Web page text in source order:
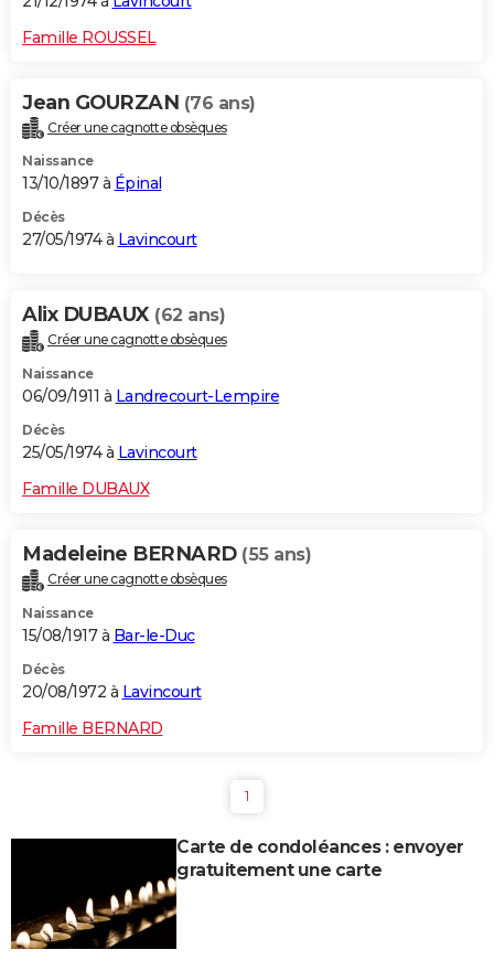
Famille ROUSSEL
Jean GOURZAN (76 ans)
Créer une cagnotte obsèques
Naissance
13/10/1897 à Épinal
Décès
27/05/1974 à Lavincourt
Alix DUBAUX (62 ans)
Créer une cagnotte obsèques
Naissance
06/09/1911 à Landrecourt-Lempire
Décès
25/05/1974 à Lavincourt
Famille DUBAUX
Madeleine BERNARD (55 ans)
Créer une cagnotte obsèques
Naissance
15/08/1917 à Bar-le-Duc
Décès
20/08/1972 à Lavincourt
Famille BERNARD
1
Carte de condoléances : envoyer
gratuitement une carte